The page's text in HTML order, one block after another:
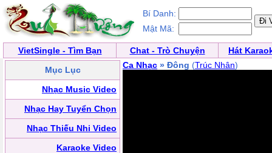
Bí Danh:
Mật Mã:
VietSingle - Tìm Bạn Chat - Trò Chuyện
Hát
Mục Lục
Nhạc Music Video
Nhạc Hay Tuyển Chọn
Nhạc Thiếu Nhi Video
Karaoke Video
Ca Nhạc » Đông (Trúc Nhân)